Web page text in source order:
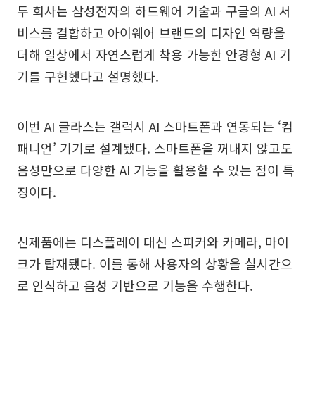
두 회사는 삼성전자의 하드웨어 기술과 구글의 AI 서
비스를 결합하고 아이웨어 브랜드의 디자인 역량을
더해 일상에서 자연스럽게 착용 가능한 안경형 AI 기
기를 구현했다고 설명했다.
이번 AI 글라스는 갤럭시 AI 스마트폰과 연동되는 ‘컴
패니언’ 기기로 설계됐다. 스마트폰을 꺼내지 않고도
음성만으로 다양한 AI 기능을 활용할 수 있는 점이 특
징이다.
신제품에는 디스플레이 대신 스피커와 카메라, 마이
크가 탑재됐다. 이를 통해 사용자의 상황을 실시간으
로 인식하고 음성 기반으로 기능을 수행한다.